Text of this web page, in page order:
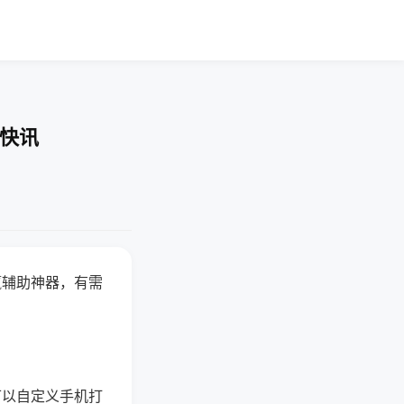
讯
助神器，有需
自定义手机打